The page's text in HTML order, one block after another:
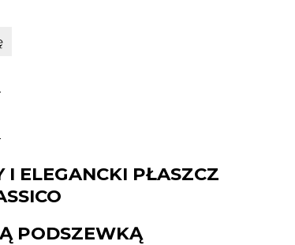
I ELEGANCKI PŁASZCZ
PODSZEWKĄ